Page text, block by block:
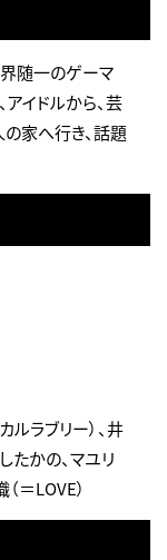
随一のゲーマ
イドルから、芸
家へ行き、話題
ルラブリー）、井
たかの、マユリ
＝LOVE）